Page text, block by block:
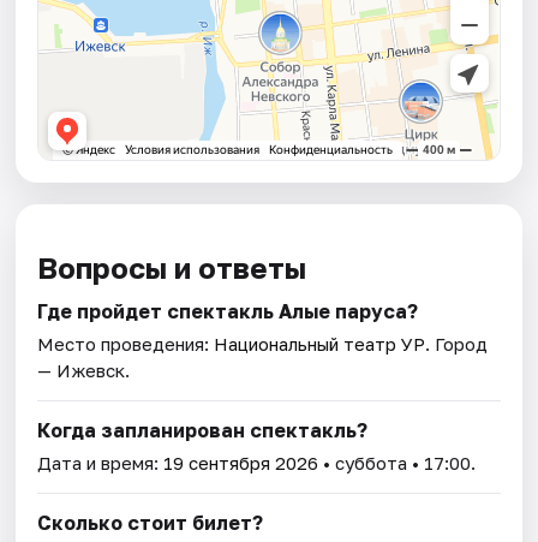
Вопросы и ответы
Где пройдет спектакль Алые паруса?
Место проведения: Национальный театр УР. Город
— Ижевск.
Когда запланирован спектакль?
Дата и время: 19 сентября 2026 • суббота • 17:00.
Сколько стоит билет?